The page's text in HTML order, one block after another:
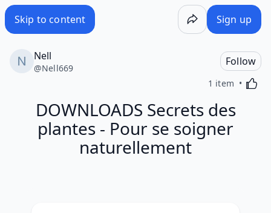
Skip to content Sign up
Nell
@Nell669
Follow
1 item
DOWNLOADS Secrets des
plantes - Pour se soigner
naturellement